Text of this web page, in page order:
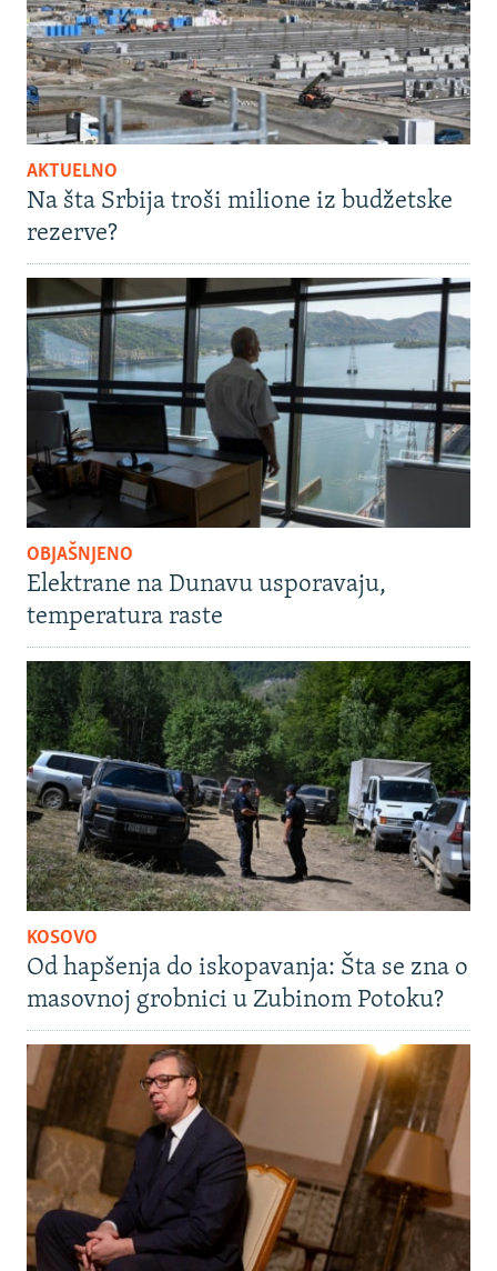
AKTUELNO
Na šta Srbija troši milione iz budžetske
rezerve?
OBJAŠNJENO
Elektrane na Dunavu usporavaju,
temperatura raste
KOSOVO
Od hapšenja do iskopavanja: Šta se zna o
masovnoj grobnici u Zubinom Potoku?